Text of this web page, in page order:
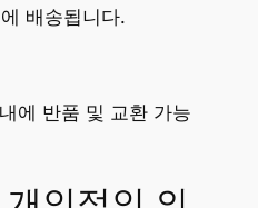
배송됩니다.
에 반품 및 교환 가능